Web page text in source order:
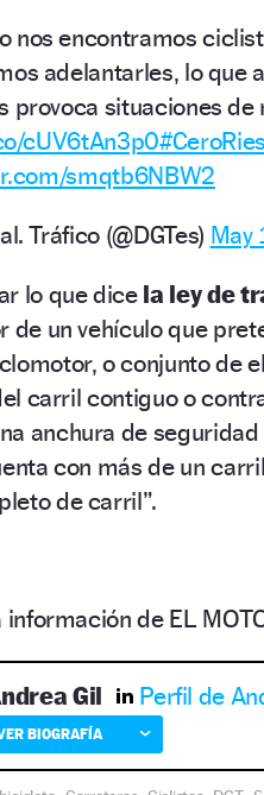
nos encontramos
adelantarles, lo que
provoca situaciones de
cUV6tAn3p0
smqtb6NBW2
Tráfico (@DGTes) May
lo que dicela ley de
de un vehículo que
o conjunto de
carril contiguo o
anchura de seguridad
con más de un
de carril”.
información de EL
Gil Perfil de
BIOGRAFÍA